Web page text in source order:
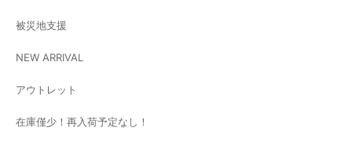
被災地支援
NEW ARRIVAL
アウトレット
在庫僅少！再入荷予定なし！